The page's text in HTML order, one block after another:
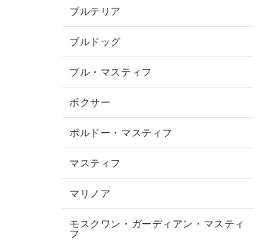
新しい
ブルテリア
ブルドッグ
ブル・マスティフ
ボクサー
ボルドー・マスティフ
マスティフ
マリノア
モスクワン・ガーディアン・マスティ
フ